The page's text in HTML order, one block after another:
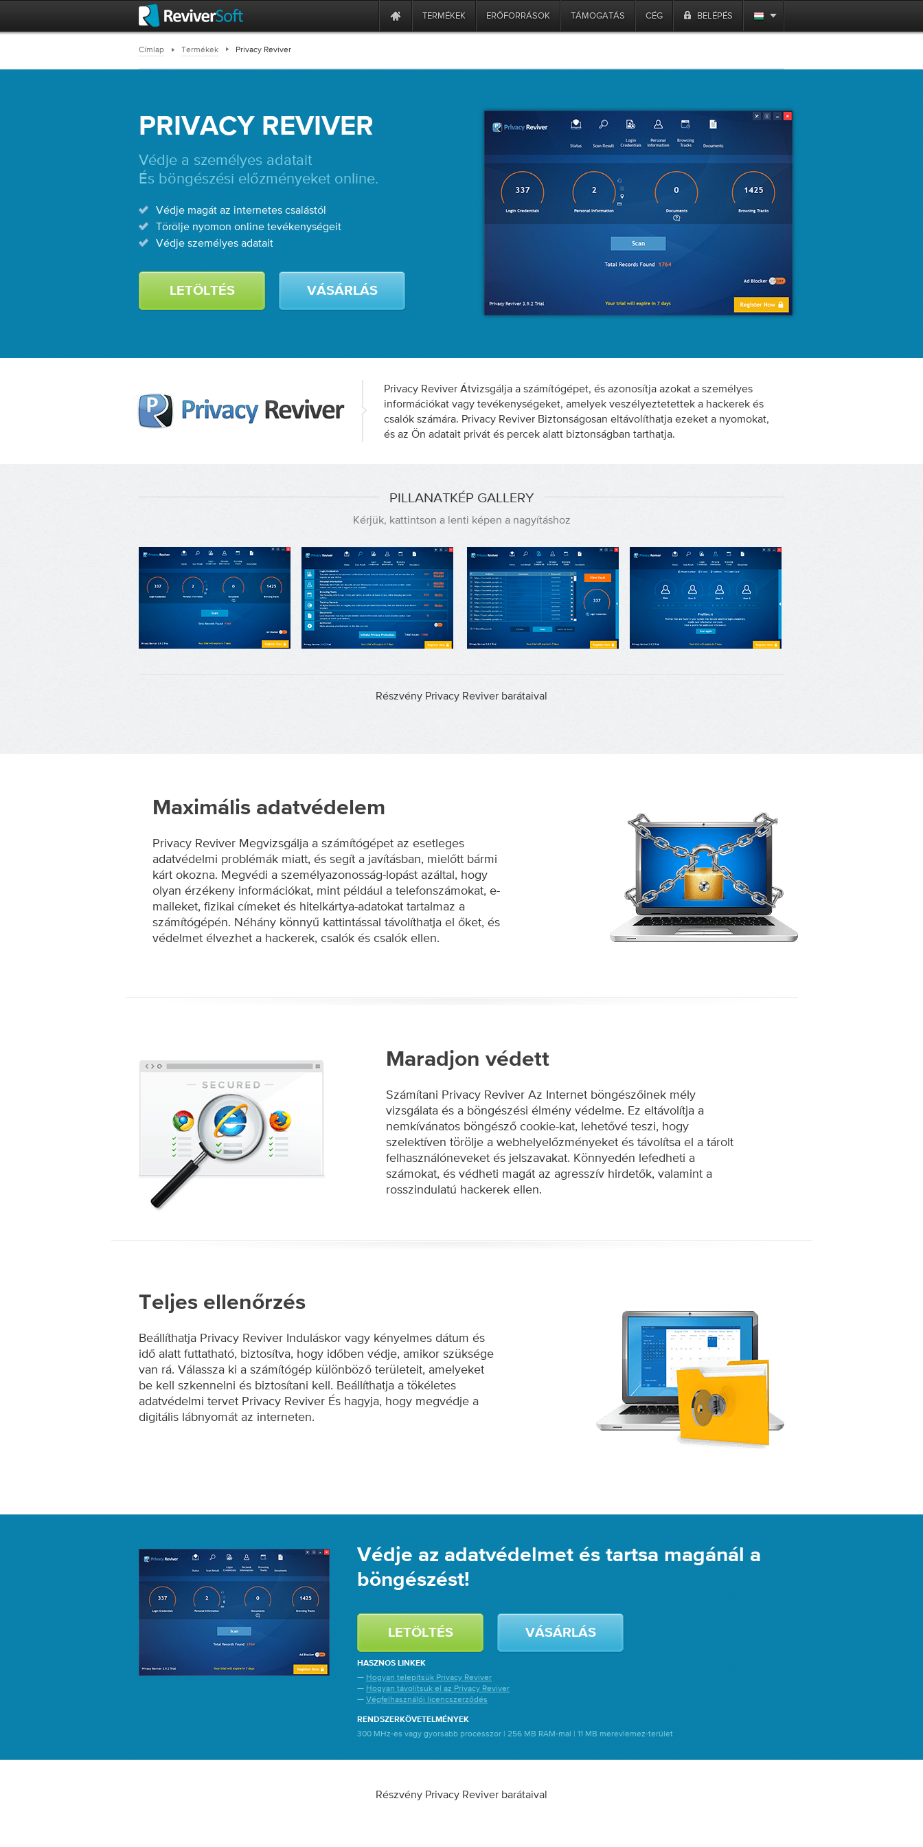
TERMÉKEK ERŐFORRÁSOK TÁMOGATÁS CÉG BELÉPÉS
Címlap Termékek Privacy Reviver
PRIVACY REVIVER
Védje a személyes adatait
És böngészési előzményeket online.
Védje magát az internetes csalástól
Törölje nyomon online tevékenységeit
Védje személyes adatait
LETÖLTÉS VÁSÁRLÁS
Privacy Reviver Átvizsgálja a számítógépet, és azonosítja azokat a személyes
információkat vagy tevékenységeket, amelyek veszélyeztetettek a hackerek és
csalók számára. Privacy Reviver Biztonságosan eltávolíthatja ezeket a nyomokat,
és az Ön adatait privát és percek alatt biztonságban tarthatja.
PILLANATKÉP GALLERY
Kérjük, kattintson a lenti képen a nagyításhoz
Részvény Privacy Reviver barátaival
Maximális adatvédelem
Privacy Reviver Megvizsgálja a számítógépet az esetleges
adatvédelmi problémák miatt, és segít a javításban, mielőtt bármi
kárt okozna. Megvédi a személyazonosság-lopást azáltal, hogy
olyan érzékeny információkat, mint például a telefonszámokat, e-
maileket, fizikai címeket és hitelkártya-adatokat tartalmaz a
számítógépén. Néhány könnyű kattintással távolíthatja el őket, és
védelmet élvezhet a hackerek, csalók és csalók ellen.
Maradjon védett
Számítani Privacy Reviver Az Internet böngészőinek mély
vizsgálata és a böngészési élmény védelme. Ez eltávolítja a
nemkívánatos böngésző cookie-kat, lehetővé teszi, hogy
szelektíven törölje a webhelyelőzményeket és távolítsa el a tárolt
felhasználóneveket és jelszavakat. Könnyedén lefedheti a
számokat, és védheti magát az agresszív hirdetők, valamint a
rosszindulatú hackerek ellen.
Teljes ellenőrzés
Beállíthatja Privacy Reviver Induláskor vagy kényelmes dátum és
idő alatt futtatható, biztosítva, hogy időben védje, amikor szüksége
van rá. Válassza ki a számítógép különböző területeit, amelyeket
be kell szkennelni és biztosítani kell. Beállíthatja a tökéletes
adatvédelmi tervet Privacy Reviver És hagyja, hogy megvédje a
digitális lábnyomát az interneten.
Védje az adatvédelmet és tartsa magánál a
böngészést!
LETÖLTÉS VÁSÁRLÁS
HASZNOS LINKEK
— Hogyan telepítsük Privacy Reviver
— Hogyan távolítsuk el az Privacy Reviver
— Végfelhasználói licencszerződés
RENDSZERKÖVETELMÉNYEK
300 MHz-es vagy gyorsabb processzor | 256 MB RAM-mal | 11 MB merevlemez-terület
Részvény Privacy Reviver barátaival